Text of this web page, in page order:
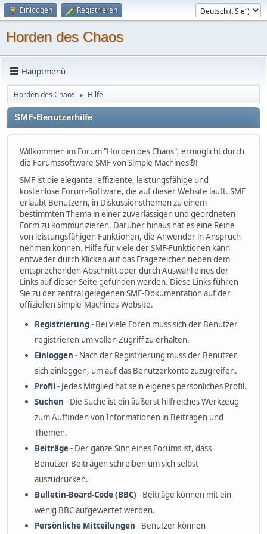
Einloggen Registrieren
Horden des Chaos
Hauptmenü
Horden des Chaos ► Hilfe
SMF-Benutzerhilfe
Willkommen im Forum "Horden des Chaos", ermöglicht durch
die Forumssoftware SMF von Simple Machines®!
SMF ist die elegante, effiziente, leistungsfähige und
kostenlose Forum-Software, die auf dieser Website läuft. SMF
erlaubt Benutzern, in Diskussionsthemen zu einem
bestimmten Thema in einer zuverlässigen und geordneten
Form zu kommunizieren. Darüber hinaus hat es eine Reihe
von leistungsfähigen Funktionen, die Anwender in Anspruch
nehmen können. Hilfe für viele der SMF-Funktionen kann
entweder durch Klicken auf das Fragezeichen neben dem
entsprechenden Abschnitt oder durch Auswahl eines der
Links auf dieser Seite gefunden werden. Diese Links führen
Sie zu der zentral gelegenen SMF-Dokumentation auf der
offiziellen Simple-Machines-Website.
Registrierung- Bei viele Foren muss sich der Benutzer
registrieren um vollen Zugriff zu erhalten.
Einloggen - Nach der Registrierung muss der Benutzer
sich einloggen, um auf das Benutzerkonto zuzugreifen.
Profil - Jedes Mitglied hat sein eigenes persönliches Profil.
Suchen - Die Suche ist ein äußerst hilfreiches Werkzeug
zum Auffinden von Informationen in Beiträgen und
Themen.
Beiträge- Der ganze Sinn eines Forums ist, dass
Benutzer Beiträgen schreiben um sich selbst
auszudrücken.
Bulletin-Board-Code (BBC) - Beiträge können mit ein
wenig BBC aufgewertet werden.
Persönliche Mitteilungen - Benutzer können